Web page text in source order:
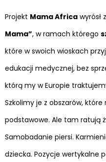
Projekt Mama Africa wyrósł
Mama”, w ramach którego
które w swoich wioskach
edukacji medycznej, bez
którą my w Europie
Szkolimy je z obszarów,
podstawowe. Ale tam ratują
Samobadanie piersi.
dziecka. Pozycje wertykalne